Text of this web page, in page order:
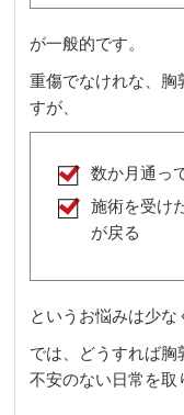
が一般的です。
重傷でなけれな、胸
すが、
数か月通っ
施術を受け
が戻る
というお悩みは少な
では、どうすれば胸
不安のない日常を取